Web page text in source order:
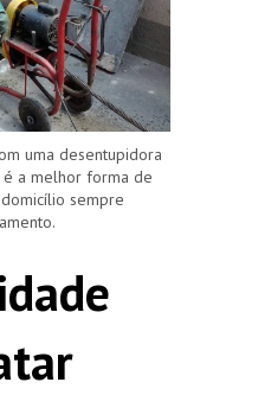
uma desentupidora
a melhor forma de
sempre